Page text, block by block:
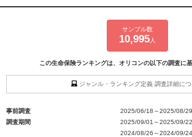
サンプル数
10,995 人
この生命保険ランキングは、オリコンの以下の調査に基
ジャンル・ランキング定義 調査詳細につ
事前調査
2025/06/18～2025/08/29
調査期間
2025/09/01～2025/09/22
2024/08/26～2024/09/24